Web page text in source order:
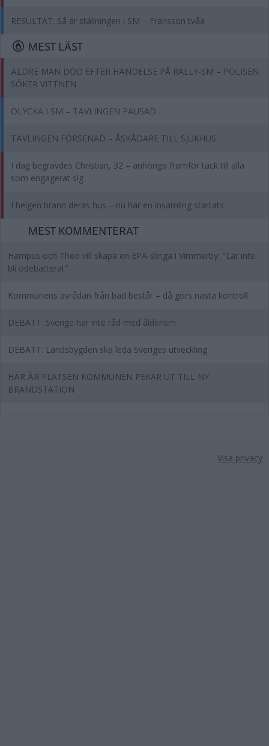
RESULTAT: Så är ställningen i SM – Fransson tvåa
MEST LÄST
ÄLDRE MAN DÖD EFTER HÄNDELSE PÅ RALLY-SM – POLISEN
SÖKER VITTNEN
OLYCKA I SM – TÄVLINGEN PAUSAD
TÄVLINGEN FÖRSENAD – ÅSKÅDARE TILL SJUKHUS
I dag begravdes Christian, 32 – anhöriga framför tack till alla
som engagerat sig
I helgen brann deras hus – nu har en insamling startats
MEST KOMMENTERAT
Hampus och Theo vill skapa en EPA-slinga i Vimmerby: "Lär inte
bli odebatterat"
Kommunens avrådan från bad består – då görs nästa kontroll
DEBATT: Sverige har inte råd med ålderism
DEBATT: Landsbygden ska leda Sveriges utveckling
HÄR ÄR PLATSEN KOMMUNEN PEKAR UT TILL NY
BRANDSTATION
Visa privacy